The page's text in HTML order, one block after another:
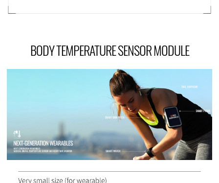
BODY TEMPERATURE SENSOR MODULE